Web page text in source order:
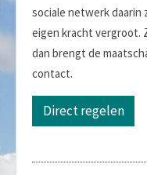
sociale netwerk daarin
eigen kracht vergroot.
dan brengt de
contact.
Direct regelen